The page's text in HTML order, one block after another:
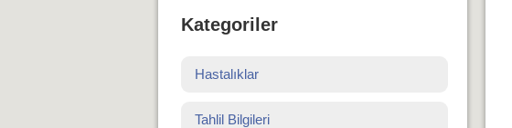
Kategoriler
Hastalıklar
Tahlil Bilgileri